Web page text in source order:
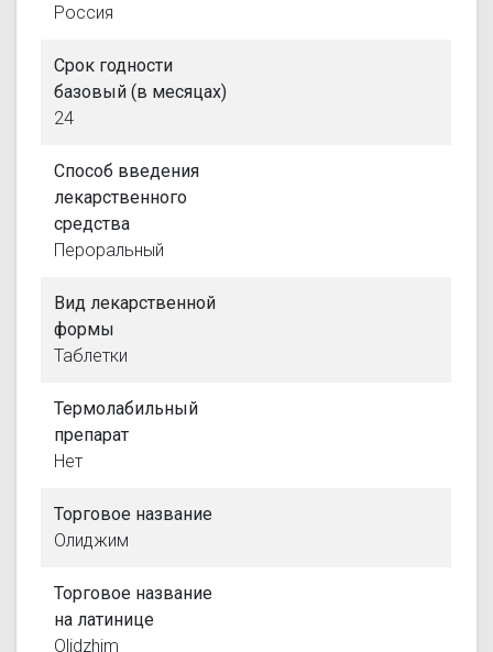
Россия
Срок годности
базовый (в месяцах)
24
Способ введения
лекарственного
средства
Пероральный
Вид лекарственной
формы
Таблетки
Термолабильный
препарат
Нет
Торговое название
Олиджим
Торговое название
на латинице
Olidzhim